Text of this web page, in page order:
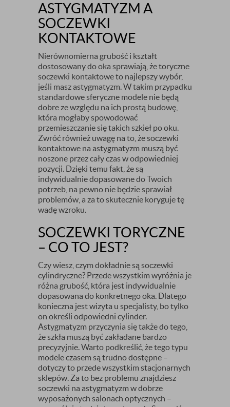
ASTYGMATYZM A
SOCZEWKI
KONTAKTOWE
Nierównomierna grubość i kształt
dostosowany do oka sprawiają, że toryczne
soczewki kontaktowe to najlepszy wybór,
jeśli masz astygmatyzm. W takim przypadku
standardowe sferyczne modele nie będą
dobre ze względu na ich prostą budowę,
która mogłaby spowodować
przemieszczanie się takich szkieł po oku.
Zwróć również uwagę na to, że soczewki
kontaktowe na astygmatyzm muszą być
noszone przez cały czas w odpowiedniej
pozycji. Dzięki temu fakt, że są
indywidualnie dopasowane do Twoich
potrzeb, na pewno nie będzie sprawiał
problemów, a za to skutecznie koryguje tę
wadę wzroku.
SOCZEWKI TORYCZNE
– CO TO JEST?
Czy wiesz, czym dokładnie są soczewki
cylindryczne? Przede wszystkim wyróżnia je
różna grubość, która jest indywidualnie
dopasowana do konkretnego oka. Dlatego
konieczna jest wizyta u specjalisty, bo tylko
on określi odpowiedni cylinder.
Astygmatyzm przyczynia się także do tego,
że szkła muszą być zakładane bardzo
precyzyjnie. Warto podkreślić, że tego typu
modele czasem są trudno dostępne –
dotyczy to przede wszystkim stacjonarnych
sklepów. Za to bez problemu znajdziesz
soczewki na astygmatyzm w dobrze
wyposażonych salonach optycznych –